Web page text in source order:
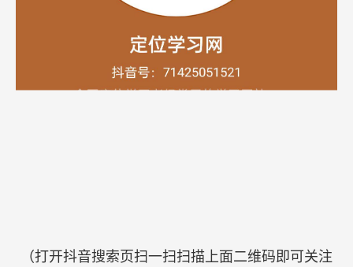
（打开抖音搜索页扫一扫扫描上面二维码即可关注